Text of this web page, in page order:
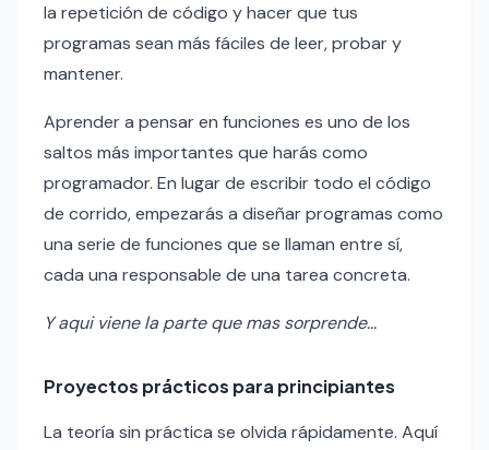
la repetición de código y hacer que tus
programas sean más fáciles de leer, probar y
mantener.
Aprender a pensar en funciones es uno de los
saltos más importantes que harás como
programador. En lugar de escribir todo el código
de corrido, empezarás a diseñar programas como
una serie de funciones que se llaman entre sí,
cada una responsable de una tarea concreta.
Y aqui viene la parte que mas sorprende...
Proyectos prácticos para principiantes
La teoría sin práctica se olvida rápidamente. Aquí